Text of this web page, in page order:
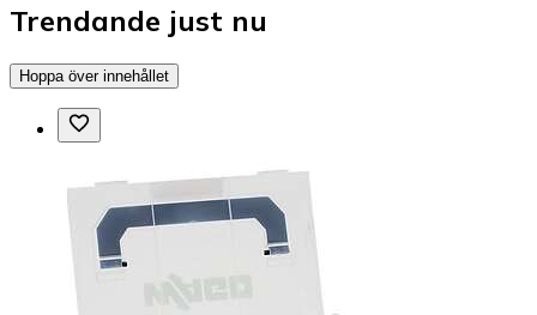
Trendande just nu
Hoppa över innehållet